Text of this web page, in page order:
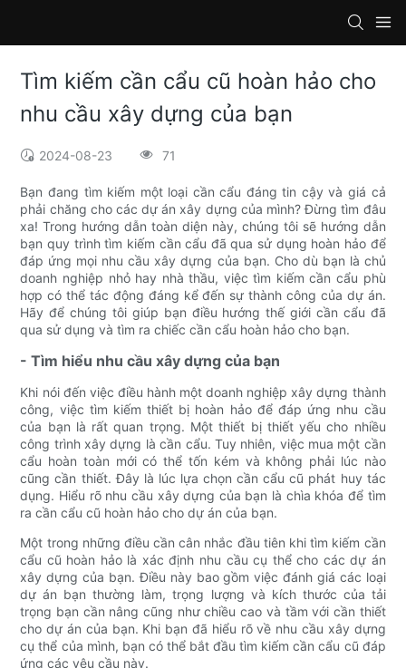
Tìm kiếm cần cẩu cũ hoàn hảo cho
nhu cầu xây dựng của bạn
2024-08-23 71
Bạn đang tìm kiếm một loại cần cẩu đáng tin cậy và giá cả
phải chăng cho các dự án xây dựng của mình? Đừng tìm đâu
xa! Trong hướng dẫn toàn diện này, chúng tôi sẽ hướng dẫn
bạn quy trình tìm kiếm cần cẩu đã qua sử dụng hoàn hảo để
đáp ứng mọi nhu cầu xây dựng của bạn. Cho dù bạn là chủ
doanh nghiệp nhỏ hay nhà thầu, việc tìm kiếm cần cẩu phù
hợp có thể tác động đáng kể đến sự thành công của dự án.
Hãy để chúng tôi giúp bạn điều hướng thế giới cần cẩu đã
qua sử dụng và tìm ra chiếc cần cẩu hoàn hảo cho bạn.
- Tìm hiểu nhu cầu xây dựng của bạn
Khi nói đến việc điều hành một doanh nghiệp xây dựng thành
công, việc tìm kiếm thiết bị hoàn hảo để đáp ứng nhu cầu
của bạn là rất quan trọng. Một thiết bị thiết yếu cho nhiều
công trình xây dựng là cần cẩu. Tuy nhiên, việc mua một cần
cẩu hoàn toàn mới có thể tốn kém và không phải lúc nào
cũng cần thiết. Đây là lúc lựa chọn cần cẩu cũ phát huy tác
dụng. Hiểu rõ nhu cầu xây dựng của bạn là chìa khóa để tìm
ra cần cẩu cũ hoàn hảo cho dự án của bạn.
Một trong những điều cần cân nhắc đầu tiên khi tìm kiếm cần
cẩu cũ hoàn hảo là xác định nhu cầu cụ thể cho các dự án
xây dựng của bạn. Điều này bao gồm việc đánh giá các loại
dự án bạn thường làm, trọng lượng và kích thước của tải
trọng bạn cần nâng cũng như chiều cao và tầm với cần thiết
cho dự án của bạn. Khi bạn đã hiểu rõ về nhu cầu xây dựng
cụ thể của mình, bạn có thể bắt đầu tìm kiếm cần cẩu cũ đáp
ứng các yêu cầu này.